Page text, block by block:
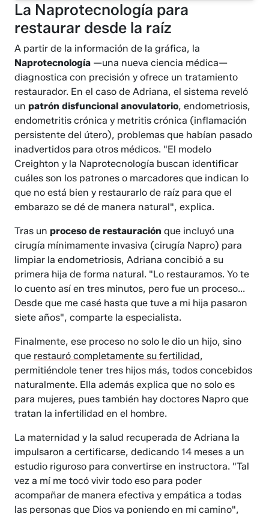
La Naprotecnología para
restaurar desde la raíz
A partir de la información de la gráfica, la
Naprotecnología —una nueva ciencia médica—
diagnostica con precisión y ofrece un tratamiento
restaurador. En el caso de Adriana, el sistema reveló
unpatrón disfuncional anovulatorio, endometriosis,
endometritis crónica y metritis crónica (inflamación
persistente del útero), problemas que habían pasado
inadvertidos para otros médicos. "El modelo
Creighton y la Naprotecnología buscan identificar
cuáles son los patrones o marcadores que indican lo
que no está bien y restaurarlo de raíz para que el
embarazo se dé de manera natural", explica.
Tras unproceso de restauración que incluyó una
cirugía mínimamente invasiva (cirugía Napro) para
limpiar la endometriosis, Adriana concibió a su
primera hija de forma natural. "Lo restauramos. Yo te
lo cuento así en tres minutos, pero fue un proceso...
Desde que me casé hasta que tuve a mi hija pasaron
siete años", comparte la especialista.
Finalmente, ese proceso no solo le dio un hijo, sino
que restauró completamente su fertilidad,
permitiéndole tener tres hijos más, todos concebidos
naturalmente. Ella además explica que no solo es
para mujeres, pues también hay doctores Napro que
tratan la infertilidad en el hombre.
La maternidad y la salud recuperada de Adriana la
impulsaron a certificarse, dedicando 14 meses a un
estudio riguroso para convertirse en instructora. "Tal
vez a mí me tocó vivir todo eso para poder
acompañar de manera efectiva y empática a todas
las personas que Dios va poniendo en mi camino",